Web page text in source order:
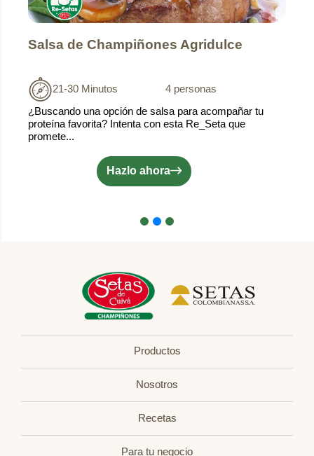
Salsa de Champiñones Agridulce
21-30 Minutos
4 personas
¿Buscando una opción de salsa para acompañar tu
proteína favorita? Intenta con esta Re_Seta que
promete...
Hazlo ahora
Productos
Nosotros
Recetas
Para tu negocio